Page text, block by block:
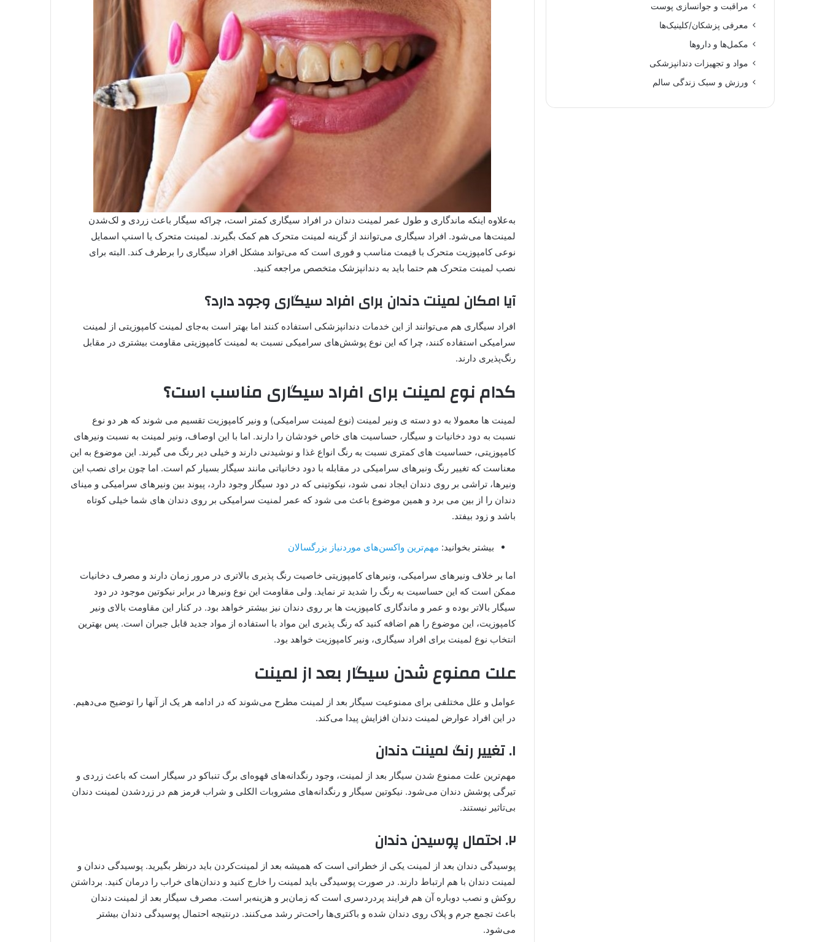
به‌علاوه اینکه ماندگاری و طول عمر لمینت دندان در افراد سیگاری کمتر است، چراکه سیگار باعث زردی و لک‌شدن
لمینت‌ها می‌شود. افراد سیگاری می‌توانند از گزینه لمینت متحرک هم کمک بگیرند. لمینت متحرک یا اسنپ اسمایل
نوعی کامپوزیت متحرک با قیمت مناسب و فوری است که می‌تواند مشکل افراد سیگاری را برطرف کند. البته برای
نصب لمینت متحرک هم حتما باید به دندانپزشک متخصص مراجعه کنید.
آیا امکان لمینت دندان برای افراد سیگاری وجود دارد؟
افراد سیگاری هم می‌توانند از این خدمات دندانپزشکی استفاده کنند اما بهتر است به‌جای لمینت کامپوزیتی از لمینت
سرامیکی استفاده کنند، چرا که این نوع پوشش‌های سرامیکی نسبت به لمینت کامپوزیتی مقاومت بیشتری در مقابل
رنگ‌پذیری دارند.
کدام نوع لمینت برای افراد سیگاری مناسب است؟
لمینت ها معمولا به دو دسته ی ونیر لمینت (نوع لمینت سرامیکی) و ونیر کامپوزیت تقسیم می شوند که هر دو نوع
نسبت به دود دخانیات و سیگار، حساسیت های خاص خودشان را دارند. اما با این اوصاف، ونیر لمینت به نسبت ونیرهای
کامپوزیتی، حساسیت های کمتری نسبت به رنگ انواع غذا و نوشیدنی دارند و خیلی دیر رنگ می گیرند. این موضوع به این
معناست که تغییر رنگ ونیرهای سرامیکی در مقابله با دود دخانیاتی مانند سیگار بسیار کم است. اما چون برای نصب این
ونیرها، تراشی بر روی دندان ایجاد نمی شود، نیکوتینی که در دود سیگار وجود دارد، پیوند بین ونیرهای سرامیکی و مینای
دندان را از بین می برد و همین موضوع باعث می شود که عمر لمنیت سرامیکی بر روی دندان های شما خیلی کوتاه
باشد و زود بیفتد.
بیشتر بخوانید: مهم‌ترین واکسن‌های موردنیاز بزرگسالان
اما بر خلاف ونیرهای سرامیکی، ونیرهای کامپوزیتی خاصیت رنگ پذیری بالاتری در مرور زمان دارند و مصرف دخانیات
ممکن است که این حساسیت به رنگ را شدید تر نماید. ولی مقاومت این نوع ونیرها در برابر نیکوتین موجود در دود
سیگار بالاتر بوده و عمر و ماندگاری کامپوزیت ها بر روی دندان نیز بیشتر خواهد بود. در کنار این مقاومت بالای ونیر
کامپوزیت، این موضوع را هم اضافه کنید که رنگ پذیری این مواد با استفاده از مواد جدید قابل جبران است. پس بهترین
انتخاب نوع لمینت برای افراد سیگاری، ونیر کامپوزیت خواهد بود.
علت ممنوع شدن سیگار بعد از لمینت
عوامل و علل مختلفی برای ممنوعیت سیگار بعد از لمینت مطرح می‌شوند که در ادامه هر یک از آنها را توضیح می‌دهیم.
در این افراد عوارض لمینت دندان افزایش پیدا می‌کند.
۱. تغییر رنگ لمینت دندان
مهم‌ترین علت ممنوع شدن سیگار بعد از لمینت، وجود رنگدانه‌های قهوه‌ای برگ تنباکو در سیگار است که باعث زردی و
تیرگی پوشش دندان می‌شود. نیکوتین سیگار و رنگدانه‌های مشروبات الکلی و شراب قرمز هم در زردشدن لمینت دندان
بی‌تاثیر نیستند.
۲. احتمال پوسیدن دندان
پوسیدگی دندان بعد از لمینت یکی از خطراتی است که همیشه بعد از لمینت‌کردن باید درنظر بگیرید. پوسیدگی دندان و
لمینت دندان با هم ارتباط دارند. در صورت پوسیدگی باید لمینت را خارج کنید و دندان‌های خراب را درمان کنید. برداشتن
روکش و نصب دوباره آن هم فرایند پردردسری است که زمان‌بر و هزینه‌بر است. مصرف سیگار بعد از لمینت دندان
باعث تجمع جرم و پلاک روی دندان شده و باکتری‌ها راحت‌تر رشد می‌کنند. درنتیجه احتمال پوسیدگی دندان بیشتر
می‌شود.
مراقبت و جوانسازی پوست
معرفی پزشکان/کلینیک‌ها
مکمل‌ها و داروها
مواد و تجهیزات دندانپزشکی
ورزش و سبک زندگی سالم